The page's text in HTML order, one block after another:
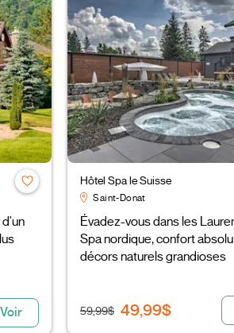
Voir
Hôtel Spa le Suisse
Saint-Donat
Évadez-vous dans les
Spa nordique, confort
décors naturels grandioses
59,99$ 49,99$